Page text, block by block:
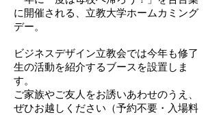
に開催される、立教大学ホームカミング
デー。
ビジネスデザイン立教会では今年も修了
生の活動を紹介するブースを設置しま
す。
ご家族やご友人をお誘いあわせのうえ、
ぜひお越しください（予約不要・入場料